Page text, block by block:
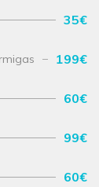
35€
199€
60€
99€
60€